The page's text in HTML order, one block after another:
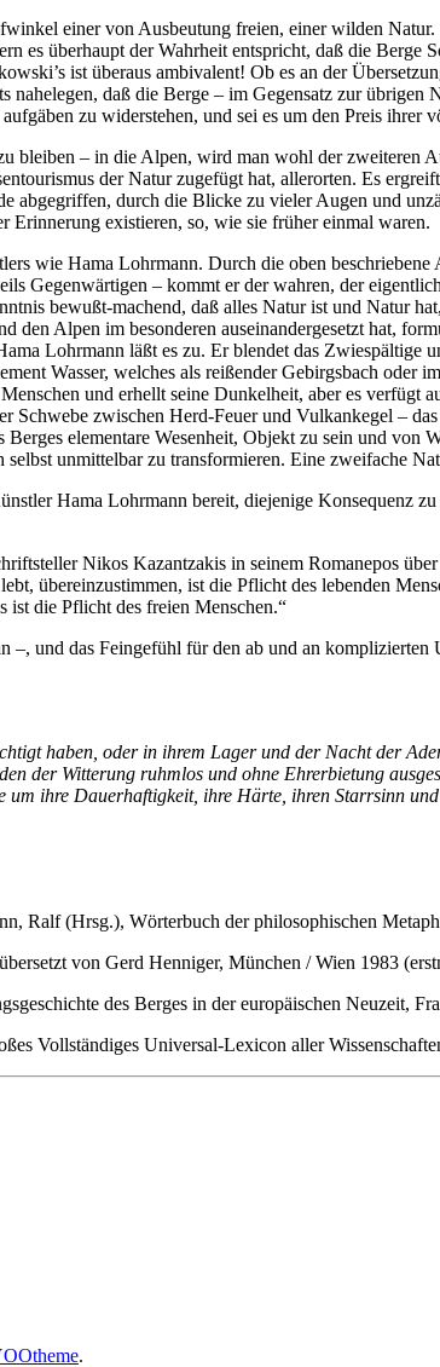
einer von Ausbeutung freien, einer wilden
es überhaupt der Wahrheit entspricht, daß die
ist überaus ambivalent! Ob es an der
nahelegen, daß die Berge – im Gegensatz zur
zu widerstehen, und sei es um den Preis ihrer
bleiben – in die Alpen, wird man wohl der zweiteren
der Natur zugefügt hat, allerorten. Es
abgegriffen, durch die Blicke zu vieler Augen und
Erinnerung existieren, so, wie sie früher einmal waren.
wie Hama Lohrmann. Durch die oben
Gegenwärtigen – kommt er der wahren, der
bewußt-machend, daß alles Natur ist und Natur
den Alpen im besonderen auseinandergesetzt hat,
Lohrmann läßt es zu. Er blendet das
Wasser, welches als reißender Gebirgsbach oder
und erhellt seine Dunkelheit, aber es
Schwebe zwischen Herd-Feuer und Vulkankegel –
Berges elementare Wesenheit, Objekt zu sein und
unmittelbar zu transformieren. Eine zweifache
Hama Lohrmann bereit, diejenige Konsequenz
Nikos Kazantzakis in seinem Romanepos
übereinzustimmen, ist die Pflicht des lebenden
ist die Pflicht des freien Menschen.“
–, und das Feingefühl für den ab und an
haben, oder in ihrem Lager und der Nacht der
der Witterung ruhmlos und ohne Ehrerbietung
ihre Dauerhaftigkeit, ihre Härte, ihren Starrsinn
Ralf (Hrsg.), Wörterbuch der philosophischen
von Gerd Henniger, München / Wien 1983
des Berges in der europäischen Neuzeit,
Vollständiges Universal-Lexicon aller
.